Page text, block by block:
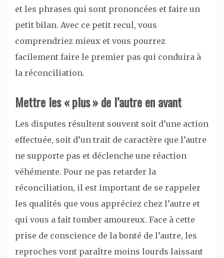
et les phrases qui sont prononcées et faire un
petit bilan. Avec ce petit recul, vous
comprendriez mieux et vous pourrez
facilement faire le premier pas qui conduira à
la réconciliation.
Mettre les « plus » de l’autre en avant
Les disputes résultent souvent soit d’une action
effectuée, soit d’un trait de caractère que l’autre
ne supporte pas et déclenche une réaction
véhémente. Pour ne pas retarder la
réconciliation, il est important de se rappeler
les qualités que vous appréciez chez l’autre et
qui vous a fait tomber amoureux. Face à cette
prise de conscience de la bonté de l’autre, les
reproches vont paraître moins lourds laissant